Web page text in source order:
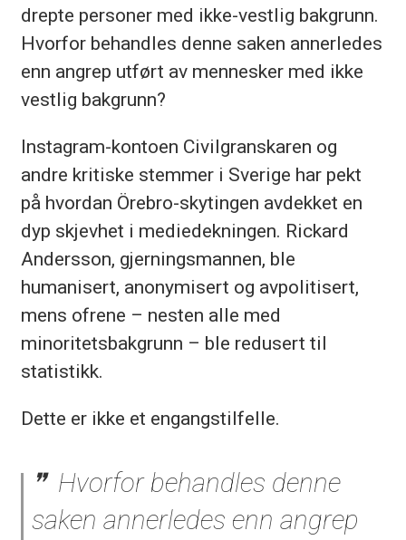
drepte personer med ikke-vestlig bakgrunn.
Hvorfor behandles denne saken annerledes
enn angrep utført av mennesker med ikke
vestlig bakgrunn?
Instagram-kontoen Civilgranskaren og
andre kritiske stemmer i Sverige har pekt
på hvordan Örebro-skytingen avdekket en
dyp skjevhet i mediedekningen. Rickard
Andersson, gjerningsmannen, ble
humanisert, anonymisert og avpolitisert,
mens ofrene – nesten alle med
minoritetsbakgrunn – ble redusert til
statistikk.
Dette er ikke et engangstilfelle.
Hvorfor behandles denne
saken annerledes enn angrep